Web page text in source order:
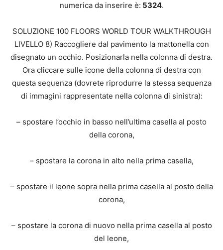
numerica da inserire è: 5324.
SOLUZIONE 100 FLOORS WORLD TOUR WALKTHROUGH
LIVELLO 8) Raccogliere dal pavimento la mattonella con
disegnato un occhio. Posizionarla nella colonna di destra.
Ora cliccare sulle icone della colonna di destra con
questa sequenza (dovrete riprodurre la stessa sequenza
di immagini rappresentate nella colonna di sinistra):
– spostare l’occhio in basso nell’ultima casella al posto
della corona,
– spostare la corona in alto nella prima casella,
– spostare il leone sopra nella prima casella al posto della
corona,
– spostare la corona di nuovo nella prima casella al posto
del leone,